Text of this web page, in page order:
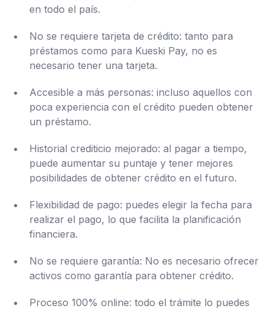
en todo el país.
No se requiere tarjeta de crédito: tanto para
préstamos como para Kueski Pay, no es
necesario tener una tarjeta.
Accesible a más personas: incluso aquellos con
poca experiencia con el crédito pueden obtener
un préstamo.
Historial crediticio mejorado: al pagar a tiempo,
puede aumentar su puntaje y tener mejores
posibilidades de obtener crédito en el futuro.
Flexibilidad de pago: puedes elegir la fecha para
realizar el pago, lo que facilita la planificación
financiera.
No se requiere garantía: No es necesario ofrecer
activos como garantía para obtener crédito.
Proceso 100% online: todo el trámite lo puedes